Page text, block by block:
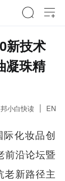
新技术
凝珠精
邦小白快读 EN
化妆品创
前沿论坛暨
老新路径主